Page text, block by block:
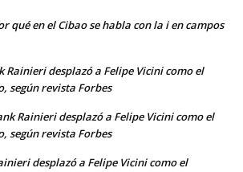
qué en el Cibao se habla con la i en campos
Rainieri desplazó a Felipe Vicini como el
según revista Forbes
Rainieri desplazó a Felipe Vicini como el
según revista Forbes
desplazó a Felipe Vicini como el